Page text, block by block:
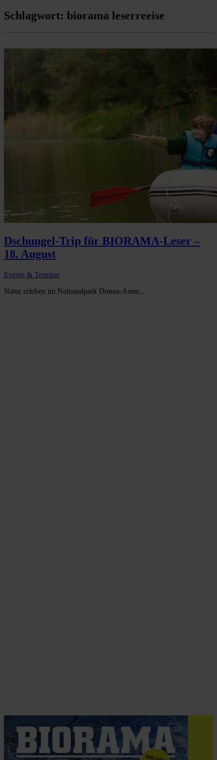
Schlagwort: biorama leserreeise
Dschungel-Trip für BIORAMA-Leser –
18. August
Events & Termine
Natur erleben im Nationalpark Donau-Auen...